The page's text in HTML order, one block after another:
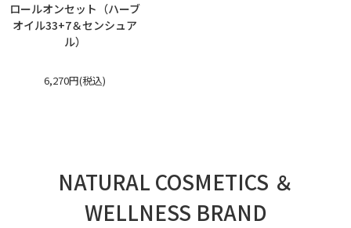
ロールオンセット（ハーブ
オイル33+7＆センシュア
ル）
6,270円(税込)
NATURAL COSMETICS ＆
WELLNESS BRAND